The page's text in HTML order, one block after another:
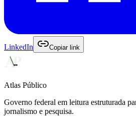
LinkedIn Copiar link
Atlas Público
Governo federal em leitura estruturada
jornalismo e pesquisa.